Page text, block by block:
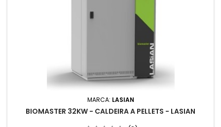
MARCA: LASIAN
BIOMASTER 32KW - CALDEIRA A PELLETS - LASIAN